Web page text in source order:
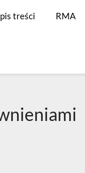
treści RMA